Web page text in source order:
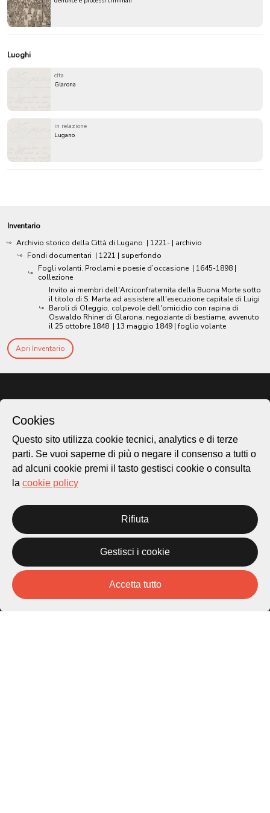
Luoghi
cita
Glarona
in relazione
Lugano
Inventario
Archivio storico della Città di Lugano | 1221- | archivio
Fondi documentari | 1221 | superfondo
Fogli volanti. Proclami e poesie d’occasione | 1645-1898 |
collezione
Invito ai membri dell'Arciconfraternita della Buona Morte sotto
il titolo di S. Marta ad assistere all'esecuzione capitale di Luigi
Baroli di Oleggio, colpevole dell'omicidio con rapina di
Oswaldo Rhiner di Glarona, negoziante di bestiame, avvenuto
il 25 ottobre 1848 | 13 maggio 1849 | foglio volante
Apri Inventario
Città di Lugano
Cultura
Piazza Carlo Cattaneo 1
6976 Castagnola
Archivio Lugano © 2026
Cookies
Questo sito utilizza cookie tecnici, analytics e di terze
parti. Se vuoi saperne di più o negare il consenso a tutti o
ad alcuni cookie premi il tasto gestisci cookie o consulta
la cookie policy
Rifiuta
Gestisci i cookie
Accetta tutto